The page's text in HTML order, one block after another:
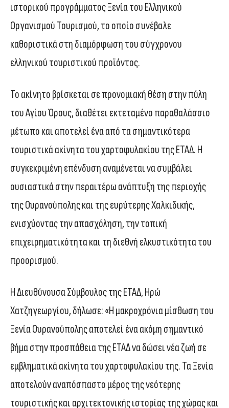
ιστορικού προγράμματος Ξενία του Ελληνικού
Οργανισμού Τουρισμού, το οποίο συνέβαλε
καθοριστικά στη διαμόρφωση του σύγχρονου
ελληνικού τουριστικού προϊόντος.
Το ακίνητο βρίσκεται σε προνομιακή θέση στην πύλη
του Αγίου Όρους, διαθέτει εκτεταμένο παραθαλάσσιο
μέτωπο και αποτελεί ένα από τα σημαντικότερα
τουριστικά ακίνητα του χαρτοφυλακίου της ΕΤΑΔ. Η
συγκεκριμένη επένδυση αναμένεται να συμβάλει
ουσιαστικά στην περαιτέρω ανάπτυξη της περιοχής
της Ουρανούπολης και της ευρύτερης Χαλκιδικής,
ενισχύοντας την απασχόληση, την τοπική
επιχειρηματικότητα και τη διεθνή ελκυστικότητα του
προορισμού.
Η Διευθύνουσα Σύμβουλος της ΕΤΑΔ, Ηρώ
Χατζηγεωργίου, δήλωσε: «Η μακροχρόνια μίσθωση του
Ξενία Ουρανούπολης αποτελεί ένα ακόμη σημαντικό
βήμα στην προσπάθεια της ΕΤΑΔ να δώσει νέα ζωή σε
εμβληματικά ακίνητα του χαρτοφυλακίου της. Τα Ξενία
αποτελούν αναπόσπαστο μέρος της νεότερης
τουριστικής και αρχιτεκτονικής ιστορίας της χώρας και